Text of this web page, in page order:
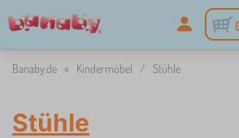
Banaby.de » Kindermöbel / Stühle
Stühle